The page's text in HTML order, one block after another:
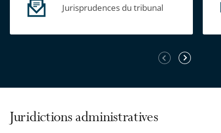
Jurisprudences du tribunal
Élément
précédent
Élément
suivant
Juridictions administratives